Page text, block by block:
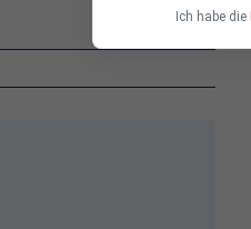
Ich habe die